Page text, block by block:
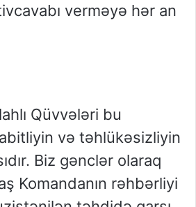
cavabı verməyə hər an
Qüvvələri bu
və təhlükəsizliyin
. Biz gənclər olaraq
Komandanın rəhbərliyi